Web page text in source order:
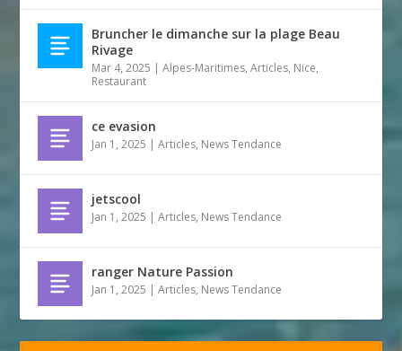
Bruncher le dimanche sur la plage Beau
Rivage
Mar 4, 2025 |Alpes-Maritimes,Articles, Nice,
Restaurant
ce evasion
Jan 1, 2025 |Articles, News Tendance
jetscool
Jan 1, 2025 |Articles, News Tendance
ranger Nature Passion
Jan 1, 2025 |Articles, News Tendance